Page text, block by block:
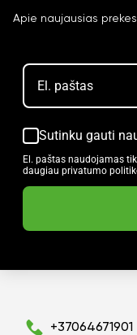
Apie naujausias
Sutinku gauti
El. paštas naudojamas
daugiau privatumo
+37064671901